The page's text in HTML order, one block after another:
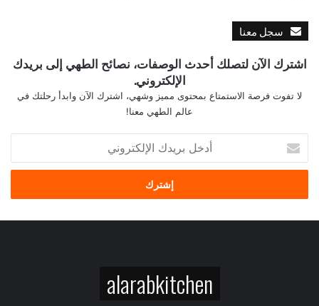
سجل معنا
اشترك الآن لتصلك أحدث الوصفات، نصائح الطهي إلى بريدك
الإلكتروني.
لا تفوت فرصة الاستمتاع بمحتوى مميز وشهي، اشترك الآن وابدأ رحلتك في
عالم الطهي معنا!
خ
ب
alarabkitchen